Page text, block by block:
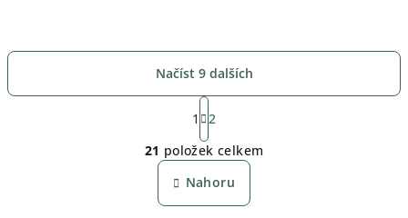
O
v
l
á
Načíst 9 dalších
S
t
r
á
n
k
o
1
2
21 položek celkem
Nahoru